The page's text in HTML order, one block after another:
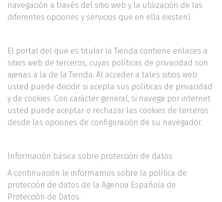
navegación a través del sitio web y la utilización de las
diferentes opciones y servicios que en ella existen).
El portal del que es titular la Tienda contiene enlaces a
sitios web de terceros, cuyas políticas de privacidad son
ajenas a la de la Tienda. Al acceder a tales sitios web
usted puede decidir si acepta sus políticas de privacidad
y de cookies. Con carácter general, si navega por internet
usted puede aceptar o rechazar las cookies de terceros
desde las opciones de configuración de su navegador.
Información básica sobre protección de datos
A continuación le informamos sobre la política de
protección de datos de la Agencia Española de
Protección de Datos.